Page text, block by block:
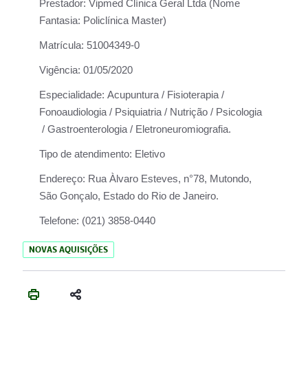
Prestador: Vipmed Clínica Geral Ltda (Nome
Fantasia: Policlínica Master)
Matrícula: 51004349-0
Vigência: 01/05/2020
Especialidade: Acupuntura / Fisioterapia /
Fonoaudiologia / Psiquiatria / Nutrição / Psicologia
/ Gastroenterologia / Eletroneuromiografia.
Tipo de atendimento: Eletivo
Endereço: Rua Àlvaro Esteves, n°78, Mutondo,
São Gonçalo, Estado do Rio de Janeiro.
Telefone: (021) 3858-0440
NOVAS AQUISIÇÕES